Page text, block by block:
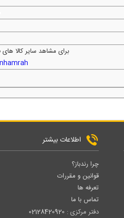
برای مشاهد سایر کالا
اطلاعات بیشتر
چرا رندباز؟
قوانین و مقررات
تعرفه ها
تماس با ما
دفتر مرکزی : 02128420920